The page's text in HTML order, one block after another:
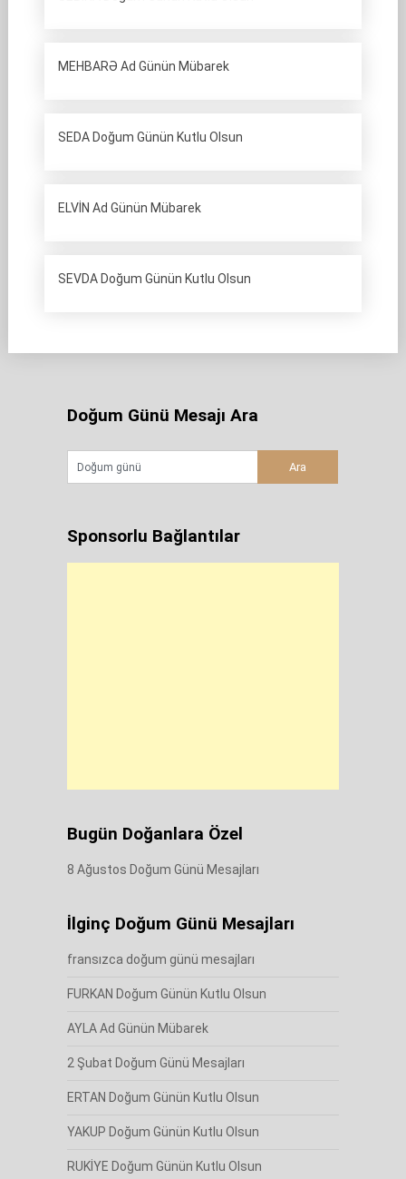
MEHBARƏ Ad Günün Mübarek
SEDA Doğum Günün Kutlu Olsun
ELVİN Ad Günün Mübarek
SEVDA Doğum Günün Kutlu Olsun
Doğum Günü Mesajı Ara
Sponsorlu Bağlantılar
Bugün Doğanlara Özel
8 Ağustos Doğum Günü Mesajları
İlginç Doğum Günü Mesajları
fransızca doğum günü mesajları
FURKAN Doğum Günün Kutlu Olsun
AYLA Ad Günün Mübarek
2 Şubat Doğum Günü Mesajları
ERTAN Doğum Günün Kutlu Olsun
YAKUP Doğum Günün Kutlu Olsun
RUKİYE Doğum Günün Kutlu Olsun